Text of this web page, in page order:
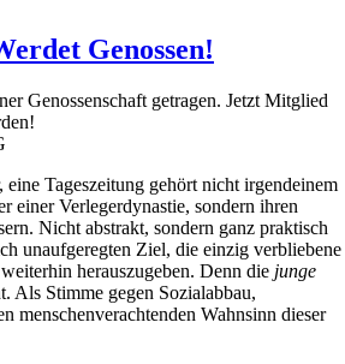
Genossen!
Genossenschaft getragen. Jetzt Mitglied
eine Tageszeitung gehört nicht irgendeinem
einer Verlegerdynastie, sondern ihren
Nicht abstrakt, sondern ganz praktisch
unaufgeregten Ziel, die einzig verbliebene
herauszugeben. Denn die junge
Als Stimme gegen Sozialabbau,
menschenverachtenden Wahnsinn dieser